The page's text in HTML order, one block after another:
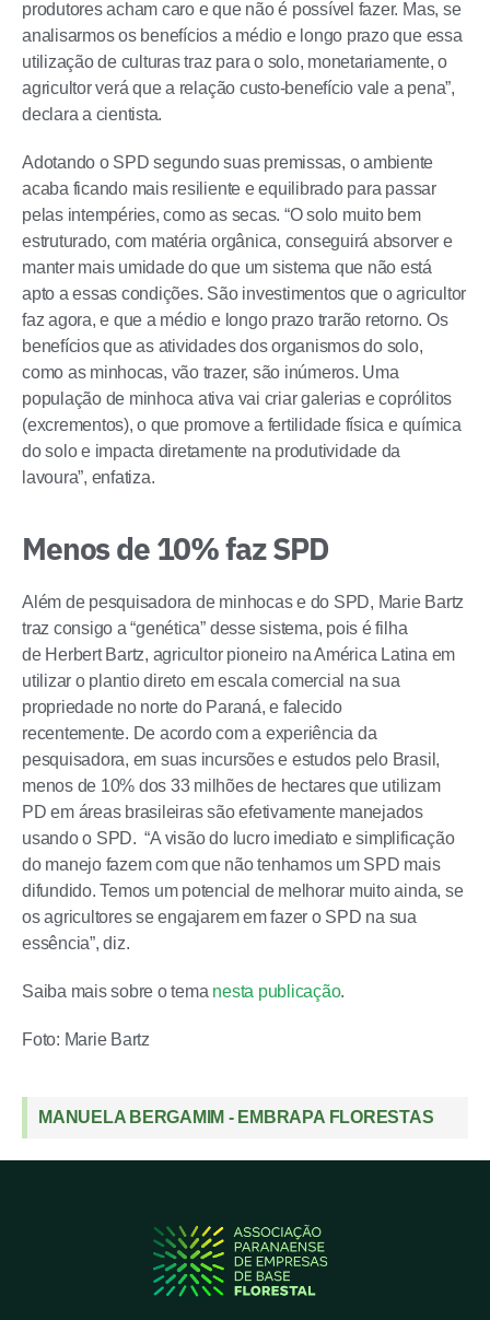
produtores acham caro e que não é possível fazer. Mas, se
analisarmos os benefícios a médio e longo prazo que essa
utilização de culturas traz para o solo, monetariamente, o
agricultor verá que a relação custo-benefício vale a pena”,
declara a cientista.
Adotando o SPD segundo suas premissas, o ambiente
acaba ficando mais resiliente e equilibrado para passar
pelas intempéries, como as secas. “O solo muito bem
estruturado, com matéria orgânica, conseguirá absorver e
manter mais umidade do que um sistema que não está
apto a essas condições. São investimentos que o agricultor
faz agora, e que a médio e longo prazo trarão retorno. Os
benefícios que as atividades dos organismos do solo,
como as minhocas, vão trazer, são inúmeros. Uma
população de minhoca ativa vai criar galerias e coprólitos
(excrementos), o que promove a fertilidade física e química
do solo e impacta diretamente na produtividade da
lavoura”, enfatiza.
Menos de 10% faz SPD
Além de pesquisadora de minhocas e do SPD, Marie Bartz
traz consigo a “genética” desse sistema, pois é filha
de Herbert Bartz, agricultor pioneiro na América Latina em
utilizar o plantio direto em escala comercial na sua
propriedade no norte do Paraná, e falecido
recentemente. De acordo com a experiência da
pesquisadora, em suas incursões e estudos pelo Brasil,
menos de 10% dos 33 milhões de hectares que utilizam
PD em áreas brasileiras são efetivamente manejados
usando o SPD. “A visão do lucro imediato e simplificação
do manejo fazem com que não tenhamos um SPD mais
difundido. Temos um potencial de melhorar muito ainda, se
os agricultores se engajarem em fazer o SPD na sua
essência”, diz.
Saiba mais sobre o tema nesta publicação.
Foto: Marie Bartz
MANUELA BERGAMIM - EMBRAPA FLORESTAS